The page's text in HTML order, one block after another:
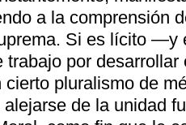
a la comprensión
Si es lícito —y
por desarrollar
cierto pluralismo de
de la unidad